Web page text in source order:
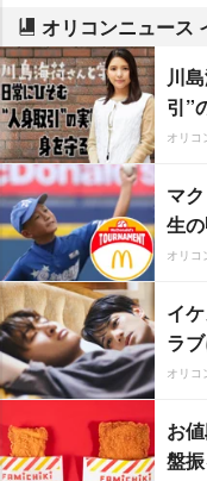
オリコンニュース
川
引”
オリコ
マ
生の
オリコ
イ
ラ
オリコ
お
盤